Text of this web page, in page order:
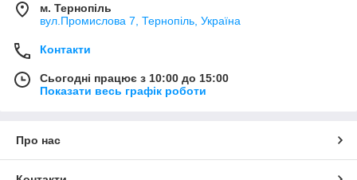
м. Тернопіль
вул.Промислова 7, Тернопіль, Україна
Контакти
Сьогодні працює з 10:00 до 15:00
Показати весь графік роботи
Про нас